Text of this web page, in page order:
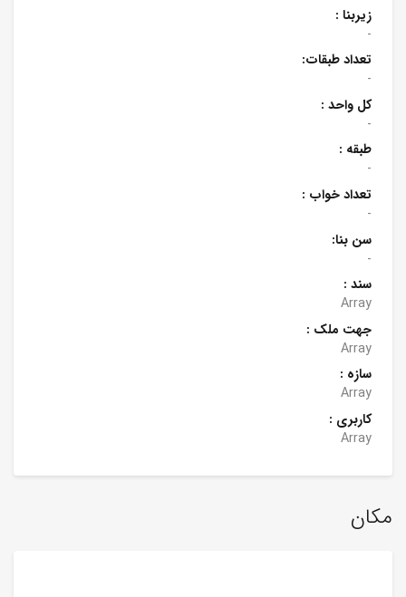
زیربنا :
-
تعداد طبقات:
-
کل واحد :
-
طبقه :
-
تعداد خواب :
-
سن بنا:
-
سند :
Array
جهت ملک :
Array
سازه :
Array
کاربری :
Array
مکان